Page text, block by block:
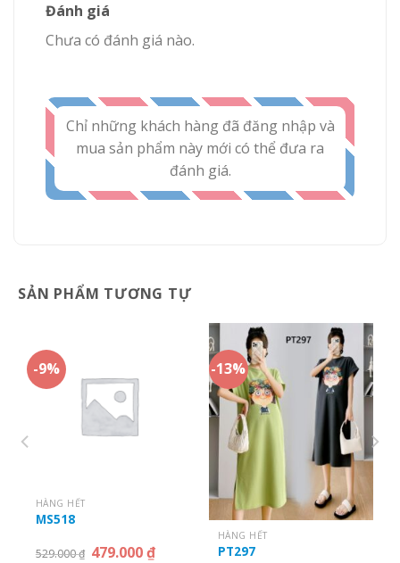
Đánh giá
Chưa có đánh giá nào.
Chỉ những khách hàng đã đăng nhập và
mua sản phẩm này mới có thể đưa ra
đánh giá.
SẢN PHẨM TƯƠNG TỰ
-9%
HÀNG HẾT
MS518
529.000₫ 479.000₫
-13%
HÀNG HẾT
PT297